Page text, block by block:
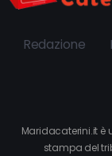
Redazione
Maridacaterini.it è
stampa del